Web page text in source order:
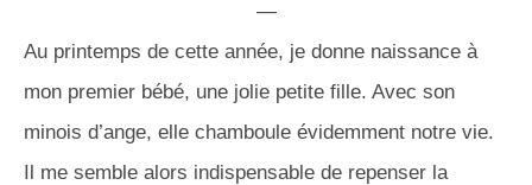
—
Au printemps de cette année, je donne naissance à
mon premier bébé, une jolie petite fille. Avec son
minois d’ange, elle chamboule évidemment notre vie.
Il me semble alors indispensable de repenser la